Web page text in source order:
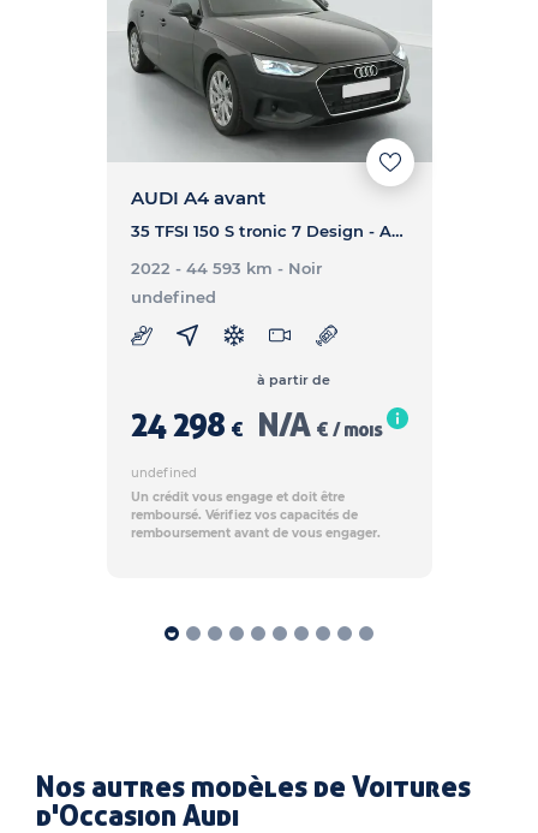
AUDI A4 avant
35 TFSI 150 S tronic 7 Design - A4 AVANT 35 TFSI 150 S tronic 7 Design
2022 - 44 593 km - Noir
undefined
24 298 €
à partir de
N/A € / mois
undefined
Un crédit vous engage et doit être
remboursé. Vérifiez vos capacités de
remboursement avant de vous engager.
Nos autres modèles de Voitures
d'Occasion Audi